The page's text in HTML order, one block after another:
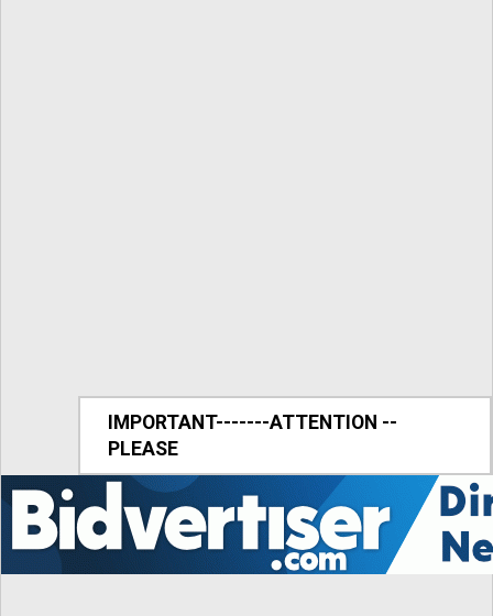
IMPORTANT-------ATTENTION --
PLEASE